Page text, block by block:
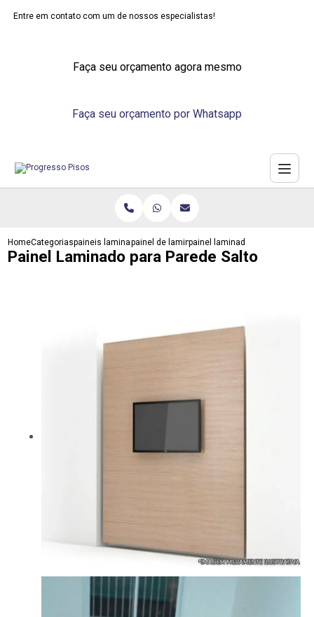
Entre em contato com um de nossos especialistas!
Faça seu orçamento agora mesmo
Faça seu orçamento por Whatsapp
HomeCategoriaspaineis laminadospainel de laminadopainel laminado para parede
Painel Laminado para Parede Salto